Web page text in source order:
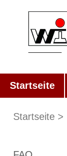
Startseite
Startseite